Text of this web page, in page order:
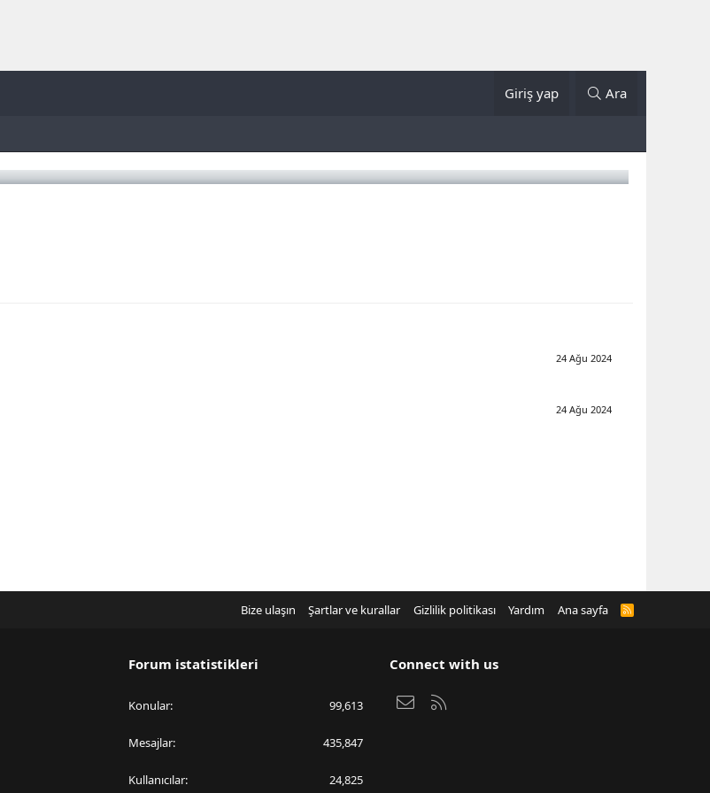
Giriş yap Ara
24 Ağu 2024
24 Ağu 2024
Bize ulaşın Şartlar ve kurallar Gizlilik politikası Yardım Ana sayfa
R
Forum istatistikleri
Konular 99,613
Mesajlar 435,847
Kullanıcılar 24,825
Connect with us
Bize ulaşın